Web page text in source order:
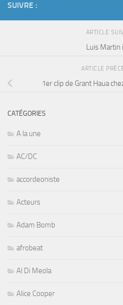
SUIVRE :
ARTICLE
Luis Martin
ARTICLE
1er clip de Grant Haua
CATÉGORIES
A la une
AC/DC
accordeoniste
Acteurs
Adam Bomb
afrobeat
Al Di Meola
Alice Cooper